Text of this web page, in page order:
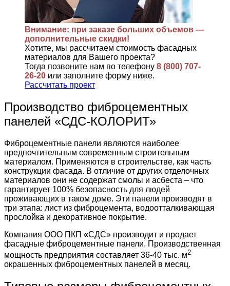
Внимание: при заказе больших объемов —
дополнительные скидки!
Хотите, мы рассчитаем стоимость фасадных
материалов для Вашего проекта?
Тогда позвоните нам по телефону 8 (800) 707-
26-20 или заполните форму ниже.
Рассчитать проект
Производство фиброцементных
панелей «СДС-КОЛОРИТ»
Фиброцементные панели являются наиболее
предпочтительным современным строительным
материалом. Применяются в строительстве, как часть
конструкции фасада. В отличие от других отделочных
материалов они не содержат смолы и асбеста – что
гарантирует 100% безопасность для людей
проживающих в таком доме. Эти панели производят в
три этапа: лист из фиброцемента, водоотталкивающая
прослойка и декоративное покрытие.
Компания ООО ПКП «СДС» производит и продает
фасадные фиброцементные панели. Производственная
мощность предприятия составляет 36-40 тыс. м2
окрашенных фиброцементных панелей в месяц.